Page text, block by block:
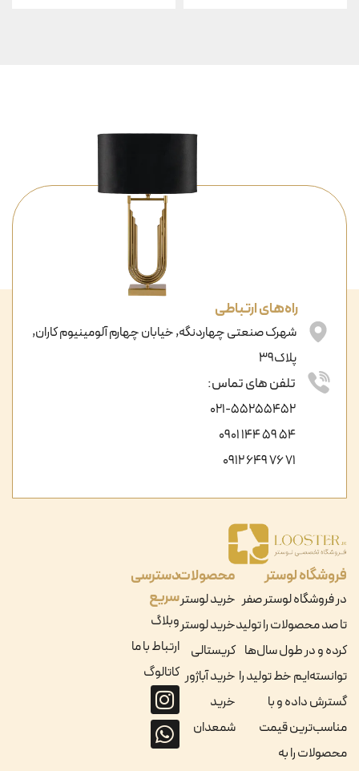
فروشگاه لوستر
در فروشگاه لوستر صفر
تا صد محصولات را تولید
کرده و در طول سال‌ها
توانسته‌ایم خط تولید را
گسترش داده و با
مناسب‌ترین قیمت
محصولات را به
محصولات
خرید لوستر
خرید لوستر
کریستالی
خرید آباژور
خرید
شمعدان
دسترسی
سریع
وبلاگ
ارتباط با ما
کاتالوگ
راه‌های ارتباطی
شهرک صنعتی چهاردنگه, خیابان چهارم آلومینیوم کاران,
پلاک39
تلفن های تماس:
021-55255452
54 59 144 0901
71 76 649 0912